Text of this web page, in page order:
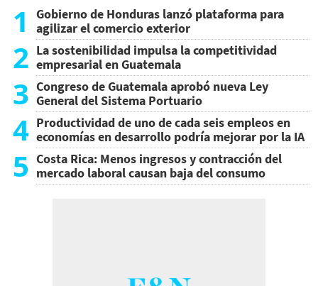
1
Gobierno de Honduras lanzó plataforma para
agilizar el comercio exterior
2 La sostenibilidad impulsa la competitividad
empresarial en Guatemala
3 Congreso de Guatemala aprobó nueva Ley
General del Sistema Portuario
4 Productividad de uno de cada seis empleos en
economías en desarrollo podría mejorar por la IA
5 Costa Rica: Menos ingresos y contracción del
mercado laboral causan baja del consumo